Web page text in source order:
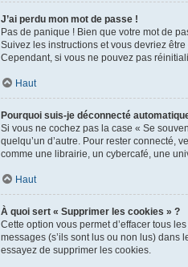
J’ai perdu mon mot de passe !
Pas de panique ! Bien que votre mot de
Suivez les instructions et vous devriez
Cependant, si vous ne pouvez pas
Haut
Pourquoi suis-je déconnecté
Si vous ne cochez pas la case « Se
quelqu’un d’autre. Pour rester connecté,
comme une librairie, un cybercafé, une
Haut
À quoi sert « Supprimer les cookies » ?
Cette option vous permet d’effacer tous
messages (s’ils sont lus ou non lus) dans
essayez de supprimer les cookies.